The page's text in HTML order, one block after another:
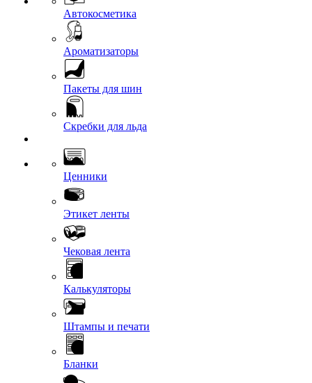
Автокосметика
Ароматизаторы
Пакеты для шин
Скребки для льда
Ценники
Этикет ленты
Чековая лента
Калькуляторы
Штампы и печати
Бланки